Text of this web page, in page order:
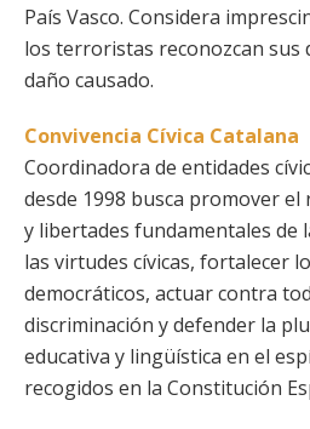
País Vasco. Considera
los terroristas reconozcan sus
daño causado.
Convivencia Cívica Catalana
Coordinadora de entidades
desde 1998 busca promover
y libertades fundamentales de
las virtudes cívicas, fortalecer
democráticos, actuar contra
discriminación y defender la
educativa y lingüística en el
recogidos en la Constitución